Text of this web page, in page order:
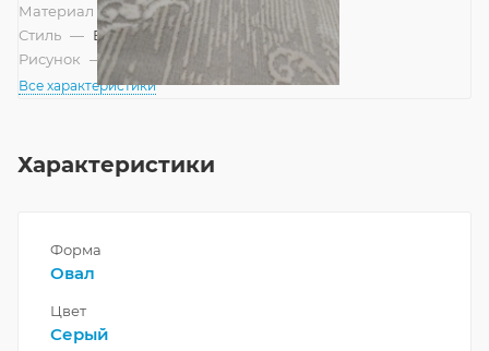
Материал —
Полиэстер
Стиль — Винтажный, Модерн
Рисунок — Современный
Все характеристики
Характеристики
Форма
Овал
Цвет
Серый